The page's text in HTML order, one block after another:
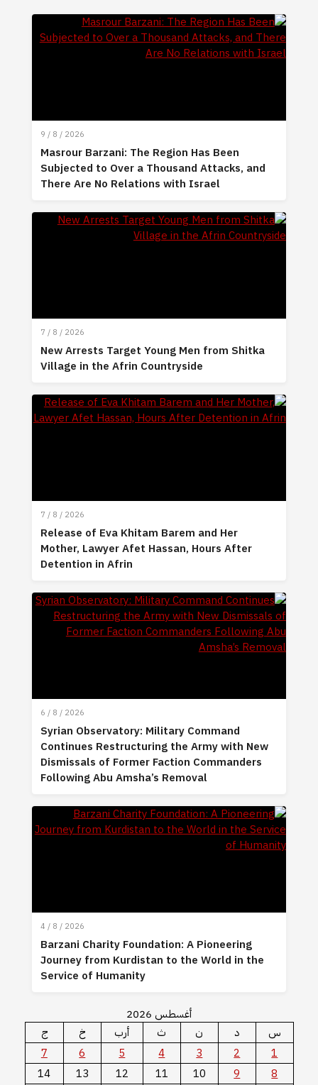
9 / 8 / 2026
Masrour Barzani: The Region Has Been
Subjected to Over a Thousand Attacks, and
There Are No Relations with Israel
7 / 8 / 2026
New Arrests Target Young Men from Shitka
Village in the Afrin Countryside
7 / 8 / 2026
Release of Eva Khitam Barem and Her
Mother, Lawyer Afet Hassan, Hours After
Detention in Afrin
6 / 8 / 2026
Syrian Observatory: Military Command
Continues Restructuring the Army with New
Dismissals of Former Faction Commanders
Following Abu Amsha’s Removal
4 / 8 / 2026
Barzani Charity Foundation: A Pioneering
Journey from Kurdistan to the World in the
Service of Humanity
أغسطس 2026
س
د ن ث أرب خ
ج
1
2
3
4
5
6
7
8
9
10
11
12
13
14